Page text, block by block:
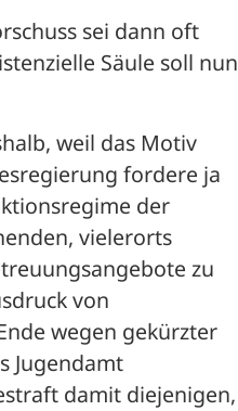
sei dann oft
Säule soll nun
weil das Motiv
fordere ja
der
vielerorts
zu
von
wegen gekürzter
Jugendamt
damit diejenigen,